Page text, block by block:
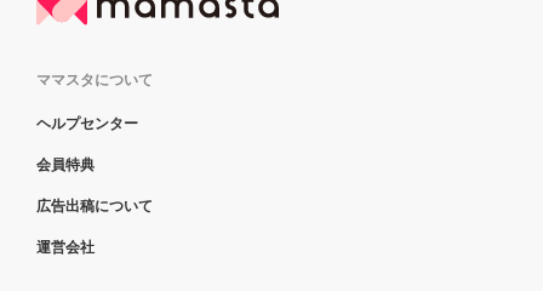
ママスタについて
ヘルプセンター
会員特典
広告出稿について
運営会社